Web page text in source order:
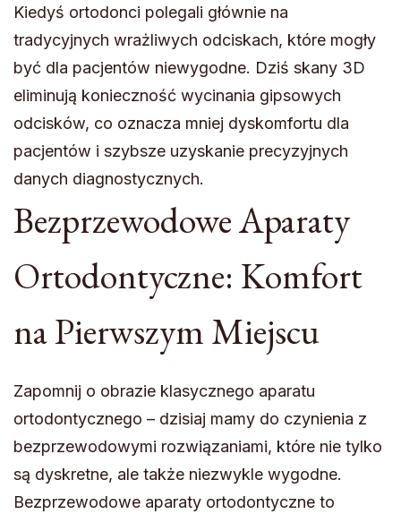
Kiedyś ortodonci polegali głównie na
tradycyjnych wrażliwych odciskach, które mogły
być dla pacjentów niewygodne. Dziś skany 3D
eliminują konieczność wycinania gipsowych
odcisków, co oznacza mniej dyskomfortu dla
pacjentów i szybsze uzyskanie precyzyjnych
danych diagnostycznych.
Bezprzewodowe Aparaty
Ortodontyczne: Komfort
na Pierwszym Miejscu
Zapomnij o obrazie klasycznego aparatu
ortodontycznego – dzisiaj mamy do czynienia z
bezprzewodowymi rozwiązaniami, które nie tylko
są dyskretne, ale także niezwykle wygodne.
Bezprzewodowe aparaty ortodontyczne to